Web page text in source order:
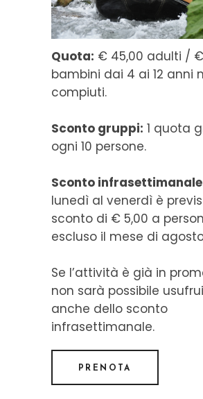
Quota: € 45,00 adulti /
bambini dai 4 ai 12 anni
compiuti.
Sconto gruppi: 1 quota
ogni 10 persone.
Sconto
lunedì al venerdì è
sconto di € 5,00 a
escluso il mese di
Se l’attività è già in
non sarà possibile
anche dello sconto
infrasettimanale.
PRENOTA